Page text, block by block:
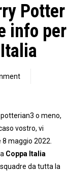
Potter
info per
potterian3 o meno,
vostro, vi
maggio 2022.
Coppa Italia
da tutta la